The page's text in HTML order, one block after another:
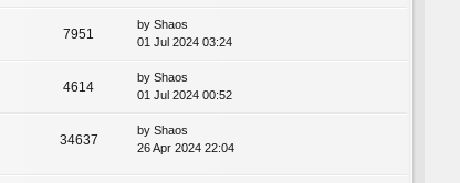
7951
by Shaos
01 Jul 2024 03:24
4614
by Shaos
01 Jul 2024 00:52
34637
by Shaos
26 Apr 2024 22:04